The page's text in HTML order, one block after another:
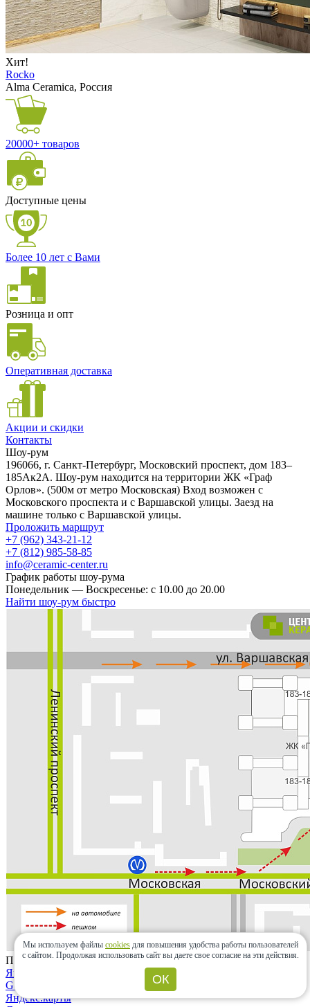
Хит!
Rocko
Alma Ceramica, Россия
20000+ товаров
Доступные цены
Более 10 лет с Вами
Розница и опт
Оперативная доставка
Акции и скидки
Контакты
Шоу-рум
196066, г. Санкт-Петербург, Московский проспект, дом 183–
185Ак2А. Шоу-рум находится на территории ЖК «Граф
Орлов». (500м от метро Московская) Вход возможен с
Московского проспекта и с Варшавской улицы. Заезд на
машине только с Варшавской улицы.
Проложить маршрут
+7 (962) 343-21-12
+7 (812) 985-58-85
info@ceramic-center.ru
График работы шоу-рума
Понедельник — Воскресенье: с 10.00 до 20.00
Найти шоу-рум быстро
Проложить маршрут
Яндекс.карты
Google maps
Яндекс.карты
Мы используем файлы cookies для повышения удобства работы пользователей
с сайтом. Продолжая использовать сайт вы даете свое согласие на эти действия.
ОК